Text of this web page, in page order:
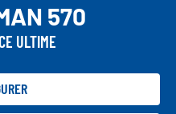
570
ULTIME